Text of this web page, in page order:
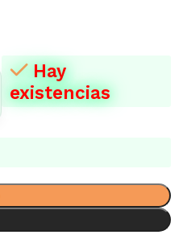
Hay
existencias